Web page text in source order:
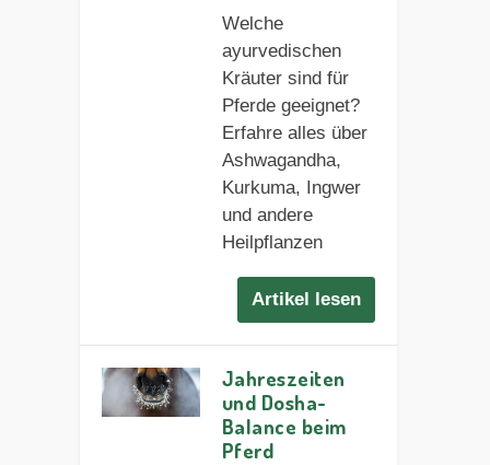
Welche
ayurvedischen
Kräuter sind für
Pferde geeignet?
Erfahre alles über
Ashwagandha,
Kurkuma, Ingwer
und andere
Heilpflanzen
Artikel lesen
Jahreszeiten
und Dosha-
Balance beim
Pferd